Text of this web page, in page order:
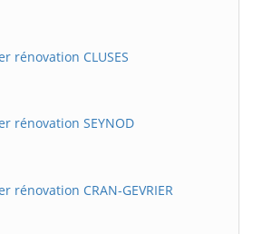
rénovation CLUSES
rénovation SEYNOD
rénovation CRAN-GEVRIER